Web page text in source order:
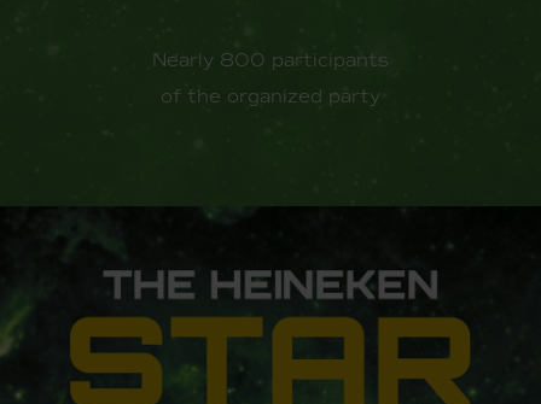
Nearly 800 participants
of the organized party